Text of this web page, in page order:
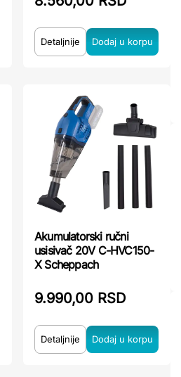
Detaljnije
Akumulatorski ručni
usisivač 20V C-HVC150-
X Scheppach
9.990,00 RSD
Detaljnije